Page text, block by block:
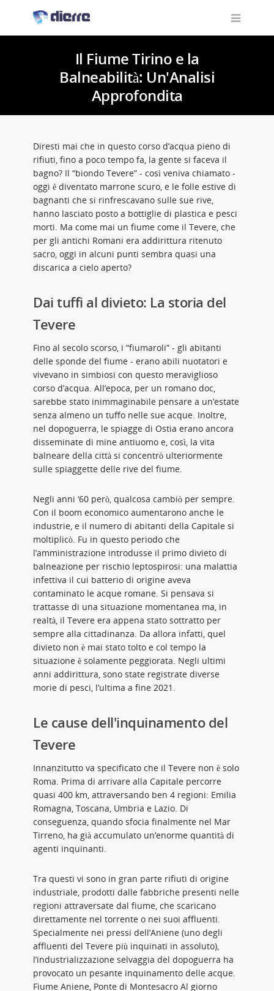
Il Fiume Tirino e la
Balneabilità: Un'Analisi
Approfondita
Diresti mai che in questo corso d’acqua pieno di
rifiuti, fino a poco tempo fa, la gente si faceva il
bagno? Il “biondo Tevere” - così veniva chiamato -
oggi è diventato marrone scuro, e le folle estive di
bagnanti che si rinfrescavano sulle sue rive,
hanno lasciato posto a bottiglie di plastica e pesci
morti. Ma come mai un fiume come il Tevere, che
per gli antichi Romani era addirittura ritenuto
sacro, oggi in alcuni punti sembra quasi una
discarica a cielo aperto?
Dai tuffi al divieto: La storia del
Tevere
Fino al secolo scorso, i “fiumaroli” - gli abitanti
delle sponde del fiume - erano abili nuotatori e
vivevano in simbiosi con questo meraviglioso
corso d’acqua. All’epoca, per un romano doc,
sarebbe stato inimmaginabile pensare a un’estate
senza almeno un tuffo nelle sue acque. Inoltre,
nel dopoguerra, le spiagge di Ostia erano ancora
disseminate di mine antiuomo e, così, la vita
balneare della città si concentrò ulteriormente
sulle spiaggette delle rive del fiume.
Negli anni ‘60 però, qualcosa cambiò per sempre.
Con il boom economico aumentarono anche le
industrie, e il numero di abitanti della Capitale si
moltiplicò. Fu in questo periodo che
l’amministrazione introdusse il primo divieto di
balneazione per rischio leptospirosi: una malattia
infettiva il cui batterio di origine aveva
contaminato le acque romane. Si pensava si
trattasse di una situazione momentanea ma, in
realtà, il Tevere era appena stato sottratto per
sempre alla cittadinanza. Da allora infatti, quel
divieto non è mai stato tolto e col tempo la
situazione è solamente peggiorata. Negli ultimi
anni addirittura, sono state registrate diverse
morie di pesci, l’ultima a fine 2021.
Le cause dell'inquinamento del
Tevere
Innanzitutto va specificato che il Tevere non è solo
Roma. Prima di arrivare alla Capitale percorre
quasi 400 km, attraversando ben 4 regioni: Emilia
Romagna, Toscana, Umbria e Lazio. Di
conseguenza, quando sfocia finalmente nel Mar
Tirreno, ha già accumulato un’enorme quantità di
agenti inquinanti.
Tra questi vi sono in gran parte rifiuti di origine
industriale, prodotti dalle fabbriche presenti nelle
regioni attraversate dal fiume, che scaricano
direttamente nel torrente o nei suoi affluenti.
Specialmente nei pressi dell’Aniene (uno degli
affluenti del Tevere più inquinati in assoluto),
l’industrializzazione selvaggia del dopoguerra ha
provocato un pesante inquinamento delle acque.
Fiume Aniene, Ponte di Montesacro Al giorno